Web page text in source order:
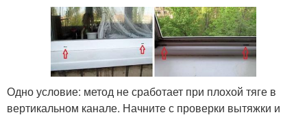
Одно условие: метод не сработает при плохой тяге в
вертикальном канале. Начните с проверки вытяжки и